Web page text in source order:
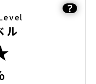
ル
？